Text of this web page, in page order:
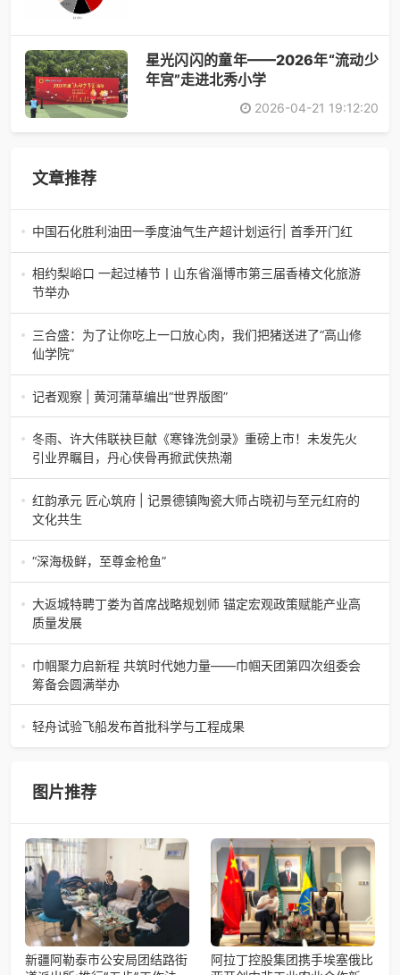
星光闪闪的童年——2026年“流动少
年宫”走进北秀小学
2026-04-21 19:12:20
文章推荐
中国石化胜利油田一季度油气生产超计划运行| 首季开门红
中国石化胜利油田一季度油气生产超计划运行| 首季开门红济
南电（记者 瑞夫 胜宣）2026年一季度，中国石化胜利油田
生产原油585.86万吨，天
相约梨峪口 一起过椿节丨山东省淄博市第三届香椿文化旅游
节举办
相约梨峪口 一起过椿节丨山东省淄博市第三届香椿文化旅游
节举办济南电（记者 瑞夫）4月18日，山东省淄博市第三届
香椿文化旅游节暨党建
三合盛：为了让你吃上一口放心肉，我们把猪送进了“高山修
仙学院”
三合盛：为了让你吃上一口放心肉，我们把猪送进了“高山修
仙学院”很多人问我，现在的生鲜赛道已经卷成麻花了，为什
么三合盛的“认养一头
记者观察 | 黄河蒲草编出“世界版图”
记者观察 | 黄河蒲草编出“世界版图”山东高青农妇的30年“草
根逆袭”路济南电（记者 瑞夫 王克军 郭克烁）一根黄河滩上
的蒲草，能走多
冬雨、许大伟联袂巨献《寒锋洗剑录》重磅上市！未发先火
引业界瞩目，丹心侠骨再掀武侠热潮
【新书首发】冬雨、许大伟联袂巨献《寒锋洗剑录》重磅上
市！未发先火引业界瞩目，丹心侠骨再掀武侠热潮（文/梵
可）近日，备受业界与读者双
红韵承元 匠心筑府 | 记景德镇陶瓷大师占晓初与至元红府的
文化共生
（中国晨报头条讯）景德镇的窑火，千年不熄，淬炼出无数
陶瓷瑰宝；元代釉里红的一抹艳红，穿越七百年岁月，成为
“深海极鲜，至尊金枪鱼”
“深海极鲜，至尊金枪鱼”苏州吴中白金汉爵大酒店蓝鳍金枪鱼
开鱼品鉴仪式圆满落幕2026年4月17日，江苏省苏州市吴中
白金汉爵大酒店大
大返城特聘丁娄为首席战略规划师 锚定宏观政策赋能产业高
质量发展
2026年4月16日，大返城（浙江）科技有限公司隆重举行签
约仪式，正式特聘丁娄先生担任公司首席战略规划师。此次
强强联合，是大返城集团深度
巾帼聚力启新程 共筑时代她力量——巾帼天团第四次组委会
筹备会圆满举办
巾帼聚力启新程 共筑时代她力量——巾帼天团第四次组委会
筹备会圆满举办2026年4月15日，巾帼天团第四次组委会筹
轻舟试验飞船发布首批科学与工程成果
果。据中国科学院微小卫星
图片推荐
新疆阿勒泰市公安局团结路街
阿拉丁控股集团携手埃塞俄比